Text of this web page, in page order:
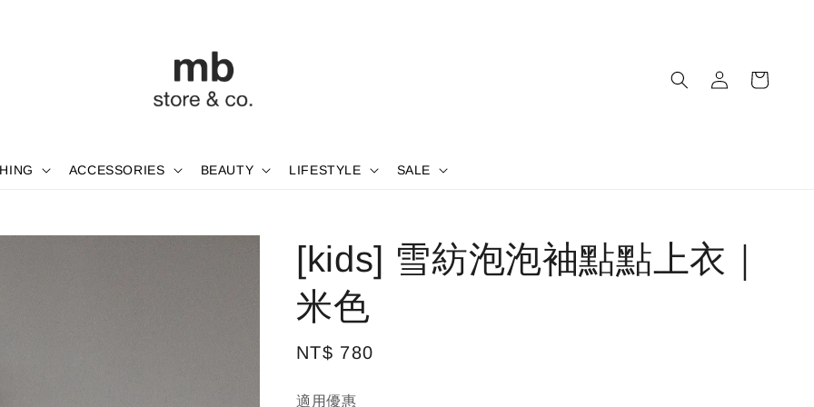
ACCESSORIES BEAUTY LIFESTYLE SALE
[kids] 雪紡泡泡袖點點上衣｜
米色
Regular
NT$ 780
適用優惠